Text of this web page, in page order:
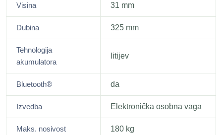
Visina 31 mm
Dubina 325 mm
Tehnologija
akumulatora
litijev
Bluetooth® da
Izvedba Elektronička osobna vaga
Maks. nosivost 180 kg